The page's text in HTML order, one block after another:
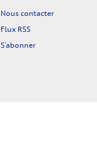
Nous contacter
Flux RSS
S'abonner